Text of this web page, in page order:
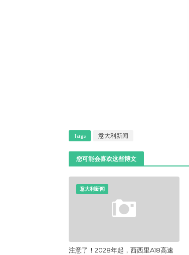
Tags 意大利新闻
您可能会喜欢这些博文
意大利新闻
注意了！2028年起，西西里A18高速